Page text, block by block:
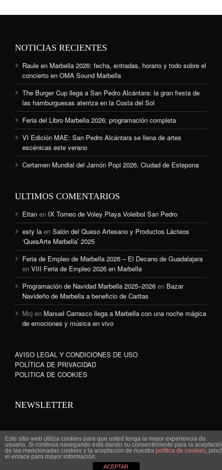
NOTICIAS RECIENTES
Raule en Marbella 2026: fecha, entradas, horario y todo sobre el
concierto en OMA Sound Marbella
The Burger Cup llega a San Pedro Alcántara: la gran fiesta de
las hamburguesas aterriza en la Costa del Sol
Feria del Libro Marbella 2026: programación completa
VI Edición MAE: San Pedro Alcántara se llena de artes
escénicas este verano
Certamen Mundial del Jamón Popi 2026, Ciudad de Estepona
ULTIMOS COMENTARIOS
Eitan en IX Torneo de Voley Playa Voleibol San Pedro
esty la en Salón del Queso Artesano y Productos Lácteos
‘QuesArte Marbella’ 2025
Feria de Empleo de Marbella 2026 – El Decano de Guadalajara
en VIII Feria de Empleo 2026 en Marbella
Programación de Navidad Marbella 2025–2026 en Bazar
Navideño de Marbella a beneficio de Caritas
Mcj en Manuel Carrasco llega a Marbella con una noche mágica
de emociones y música en vivo
AVISO LEGAL Y CONDICIONES DE USO
POLÍTICA DE PRIVACIDAD
POLITICA DE COOKIES
NEWSLETTER
www.marbella-sanpedro.com 2010©
Este sitio web utiliza cookies para que usted tenga la mejor experiencia de
usuario. Si continúa navegando está dando su consentimiento para la
de las mencionadas cookies y la aceptación de nuestra política de cookies,
el enlace para mayor información.
ACEPTAR